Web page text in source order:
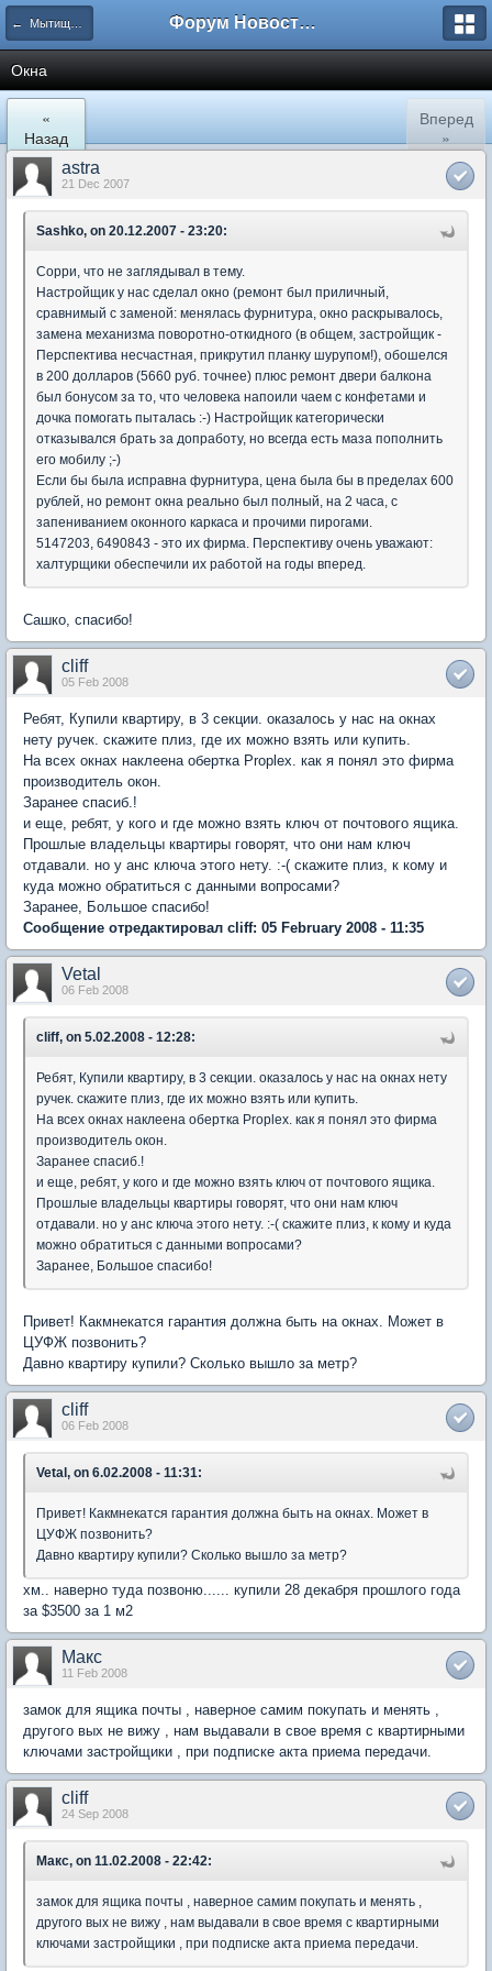
← Мытищи, Троицкая д.5 Форум Новостройки
Окна
«
Назад
Вперед
»
astra
21 Dec 2007
Sashko, on 20.12.2007 - 23:20:
Сорри, что не заглядывал в тему.
Настройщик у нас сделал окно (ремонт был приличный,
сравнимый с заменой: менялась фурнитура, окно раскрывалось,
замена механизма поворотно-откидного (в общем, застройщик -
Перспектива несчастная, прикрутил планку шурупом!), обошелся
в 200 долларов (5660 руб. точнее) плюс ремонт двери балкона
был бонусом за то, что человека напоили чаем с конфетами и
дочка помогать пыталась :-) Настройщик категорически
отказывался брать за допработу, но всегда есть маза пополнить
его мобилу ;-)
Если бы была исправна фурнитура, цена была бы в пределах 600
рублей, но ремонт окна реально был полный, на 2 часа, с
запениванием оконного каркаса и прочими пирогами.
5147203, 6490843 - это их фирма. Перспективу очень уважают:
халтурщики обеспечили их работой на годы вперед.
Сашко, спасибо!
cliff
05 Feb 2008
Ребят, Купили квартиру, в 3 секции. оказалось у нас на окнах
нету ручек. скажите плиз, где их можно взять или купить.
На всех окнах наклеена обертка Proplex. как я понял это фирма
производитель окон.
Заранее спасиб.!
и еще, ребят, у кого и где можно взять ключ от почтового ящика.
Прошлые владельцы квартиры говорят, что они нам ключ
отдавали. но у анс ключа этого нету. :-( скажите плиз, к кому и
куда можно обратиться с данными вопросами?
Заранее, Большое спасибо!
Сообщение отредактировал cliff: 05 February 2008 - 11:35
Vetal
06 Feb 2008
cliff, on 5.02.2008 - 12:28:
Ребят, Купили квартиру, в 3 секции. оказалось у нас на окнах нету
ручек. скажите плиз, где их можно взять или купить.
На всех окнах наклеена обертка Proplex. как я понял это фирма
производитель окон.
Заранее спасиб.!
и еще, ребят, у кого и где можно взять ключ от почтового ящика.
Прошлые владельцы квартиры говорят, что они нам ключ
отдавали. но у анс ключа этого нету. :-( скажите плиз, к кому и куда
можно обратиться с данными вопросами?
Заранее, Большое спасибо!
Привет! Какмнекатся гарантия должна быть на окнах. Может в
ЦУФЖ позвонить?
Давно квартиру купили? Сколько вышло за метр?
cliff
06 Feb 2008
Vetal, on 6.02.2008 - 11:31:
Привет! Какмнекатся гарантия должна быть на окнах. Может в
ЦУФЖ позвонить?
Давно квартиру купили? Сколько вышло за метр?
хм.. наверно туда позвоню...... купили 28 декабря прошлого года
за $3500 за 1 м2
Макс
11 Feb 2008
замок для ящика почты , наверное самим покупать и менять ,
другого вых не вижу , нам выдавали в свое время с квартирными
ключами застройщики , при подписке акта приема передачи.
cliff
24 Sep 2008
Макс, on 11.02.2008 - 22:42:
замок для ящика почты , наверное самим покупать и менять ,
другого вых не вижу , нам выдавали в свое время с квартирными
ключами застройщики , при подписке акта приема передачи.